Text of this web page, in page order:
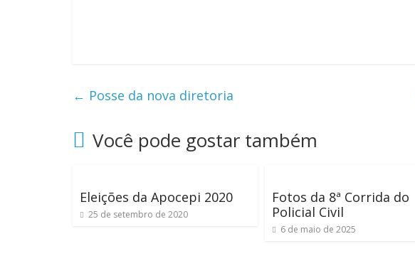
← Posse da nova diretoria
Você pode gostar também
Eleições da Apocepi 2020
25 de setembro de 2020
Fotos da 8ª Corrida do
Policial Civil
6 de maio de 2025